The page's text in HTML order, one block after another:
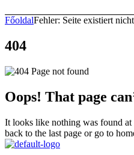
FőoldalFehler: Seite existiert nicht
404
Oops! That page
It looks like nothing was found
back to the last page or go to